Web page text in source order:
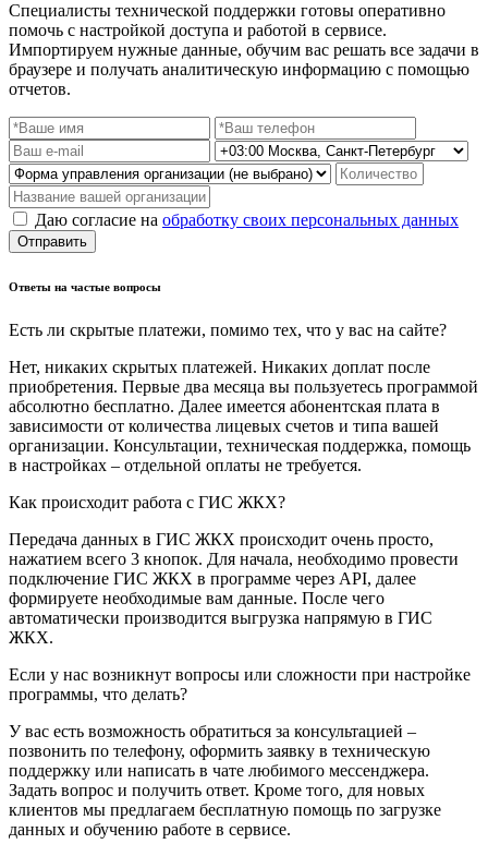
Специалисты технической поддержки готовы оперативно
помочь с настройкой доступа и работой в сервисе.
Импортируем нужные данные, обучим вас решать все задачи в
браузере и получать аналитическую информацию с помощью
отчетов.
Даю согласие на обработку своих персональных данных
Отправить
Ответы на частые вопросы
Есть ли скрытые платежи, помимо тех, что у вас на сайте?
Нет, никаких скрытых платежей. Никаких доплат после
приобретения. Первые два месяца вы пользуетесь программой
абсолютно бесплатно. Далее имеется абонентская плата в
зависимости от количества лицевых счетов и типа вашей
организации. Консультации, техническая поддержка, помощь
в настройках – отдельной оплаты не требуется.
Как происходит работа с ГИС ЖКХ?
Передача данных в ГИС ЖКХ происходит очень просто,
нажатием всего 3 кнопок. Для начала, необходимо провести
подключение ГИС ЖКХ в программе через API, далее
формируете необходимые вам данные. После чего
автоматически производится выгрузка напрямую в ГИС
ЖКХ.
Если у нас возникнут вопросы или сложности при настройке
программы, что делать?
У вас есть возможность обратиться за консультацией –
позвонить по телефону, оформить заявку в техническую
поддержку или написать в чате любимого мессенджера.
Задать вопрос и получить ответ. Кроме того, для новых
клиентов мы предлагаем бесплатную помощь по загрузке
данных и обучению работе в сервисе.